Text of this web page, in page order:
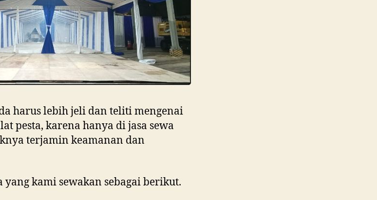
harus lebih jeli dan teliti mengenai
pesta, karena hanya di jasa sewa
terjamin keamanan dan
yang kami sewakan sebagai berikut.